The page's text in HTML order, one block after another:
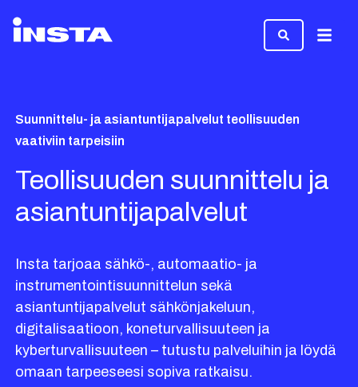
Suunnittelu- ja asiantuntijapalvelut teollisuuden
vaativiin tarpeisiin
Teollisuuden suunnittelu ja
asiantuntijapalvelut
Insta tarjoaa sähkö-, automaatio- ja
instrumentointisuunnittelun sekä
asiantuntijapalvelut sähkönjakeluun,
digitalisaatioon, koneturvallisuuteen ja
kyberturvallisuuteen – tutustu palveluihin ja löydä
omaan tarpeeseesi sopiva ratkaisu.